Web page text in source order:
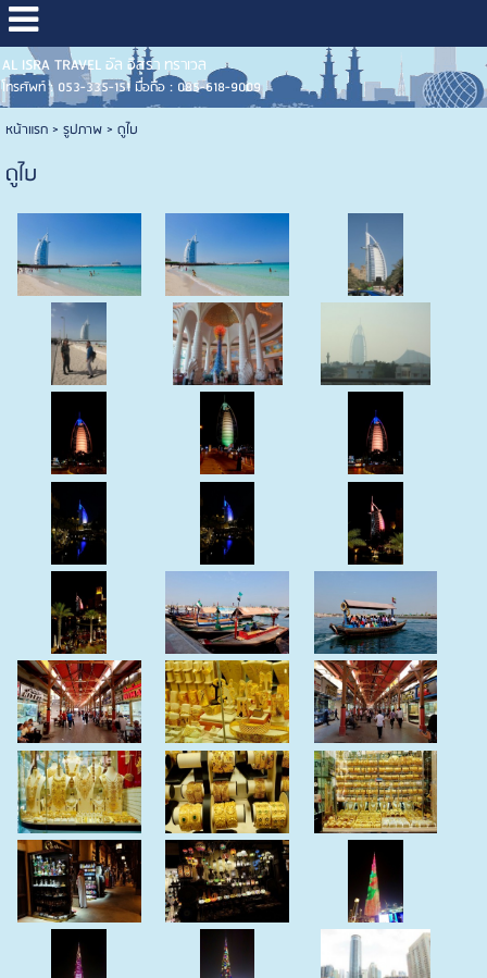
AL ISRA TRAVEL อัล อิสรา ทราเวล
โทรศัพท์ : 053-335-151 มือถือ : 085-618-9009
หน้าแรก> รูปภาพ> ดูไบ
ดูไบ